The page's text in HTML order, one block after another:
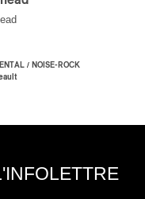
/ NOISE-ROCK